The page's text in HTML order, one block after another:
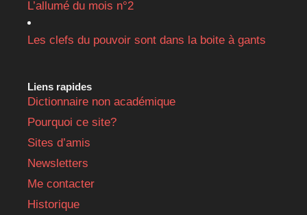
L’allumé du mois n°2
Les clefs du pouvoir sont dans la boite à gants
Liens rapides
Dictionnaire non académique
Pourquoi ce site?
Sites d’amis
Newsletters
Me contacter
Historique